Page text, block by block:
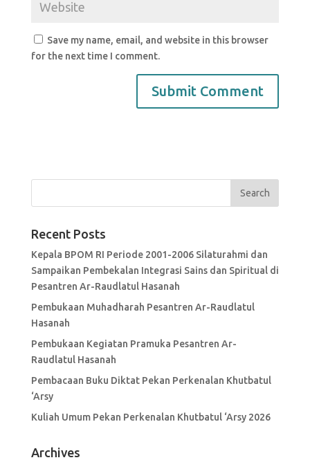
Save my name, email, and website in this browser
for the next time I comment.
Recent Posts
Kepala BPOM RI Periode 2001-2006 Silaturahmi dan
Sampaikan Pembekalan Integrasi Sains dan Spiritual di
Pesantren Ar-Raudlatul Hasanah
Pembukaan Muhadharah Pesantren Ar-Raudlatul
Hasanah
Pembukaan Kegiatan Pramuka Pesantren Ar-
Raudlatul Hasanah
Pembacaan Buku Diktat Pekan Perkenalan Khutbatul
‘Arsy
Kuliah Umum Pekan Perkenalan Khutbatul ‘Arsy 2026
Archives